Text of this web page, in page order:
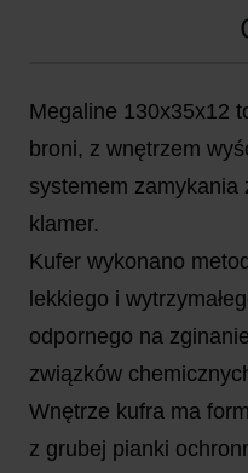
Megaline 130x35x12
broni, z wnętrzem
systemem zamykania
klamer.
Kufer wykonano
lekkiego i
odpornego na
związków
Wnętrze kufra ma
z grubej pianki